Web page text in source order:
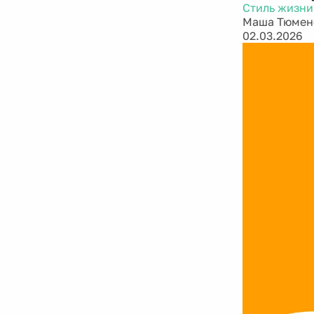
Стиль жизни
Маша
02.03.2026